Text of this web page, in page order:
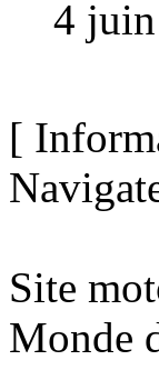
4
[
Site
Monde